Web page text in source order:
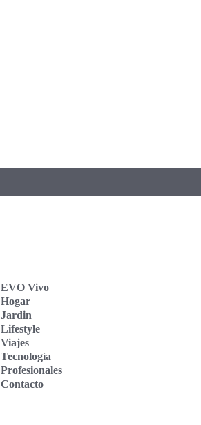
EVO Vivo
Hogar
Jardin
Lifestyle
Viajes
Tecnología
Profesionales
Contacto